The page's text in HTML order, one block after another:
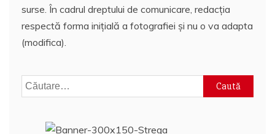
surse. În cadrul dreptului de comunicare, redacția
respectă forma inițială a fotografiei și nu o va adapta
(modifica).
Caută
după: